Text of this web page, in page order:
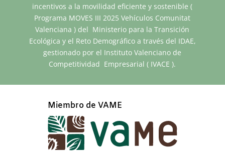
incentivos a la movilidad eficiente y sostenible (
Programa MOVES III 2025 Vehículos Comunitat
Valenciana ) del Ministerio para la Transición
Ecológica y el Reto Demográfico a través del IDAE,
gestionado por el Instituto Valenciano de
Competitividad Empresarial ( IVACE ).
Miembro de VAME